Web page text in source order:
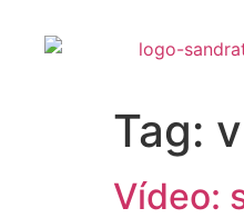
Tag:
Vídeo: